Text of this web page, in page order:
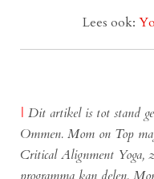
Lees ook:
| Dit artikel is tot stand
Ommen. Mom on Top
Critical Alignment Yoga,